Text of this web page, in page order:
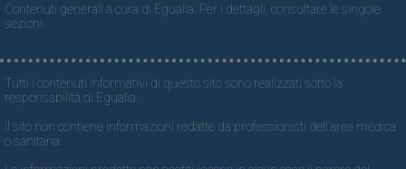
Contenuti generali a cura di Egualia. Per i dettagli, consultare le singole
sezioni.
Tutti i contenuti informativi di questo sito sono realizzati sotto la
responsabilità di Egualia.
Il sito non contiene informazioni redatte da professionisti dell’area medica
o sanitaria.